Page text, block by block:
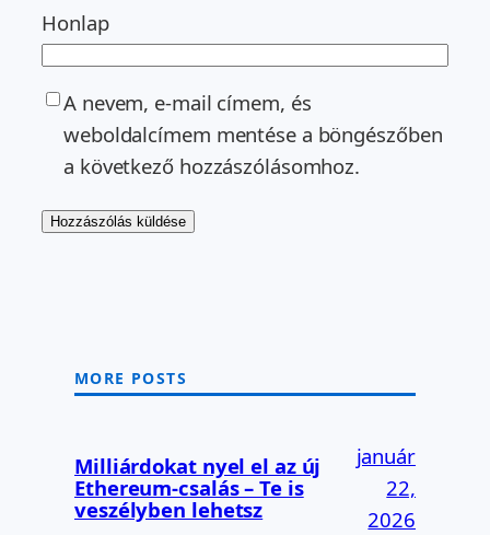
Honlap
A nevem, e-mail címem, és
weboldalcímem mentése a böngészőben
a következő hozzászólásomhoz.
MORE POSTS
Milliárdokat nyel el az új
Ethereum-csalás – Te is
veszélyben lehetsz
január
22,
2026